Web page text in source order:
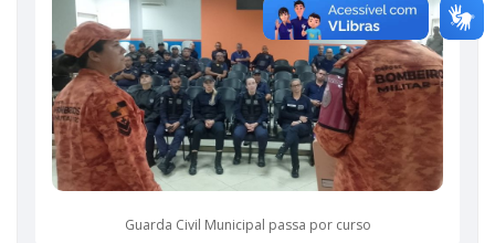
Guarda Civil Municipal passa por curso